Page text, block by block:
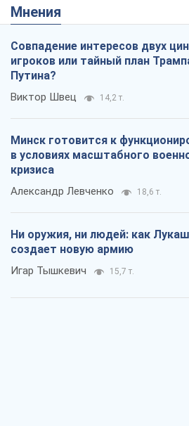
Мнения
Совпадение интересов двух
игроков или тайный план
Путина?
Виктор Швец 14,2 т.
Минск готовится к
в условиях масштабного
кризиса
Александр Левченко 18,6 т.
Ни оружия, ни людей: как
создает новую армию
Игар Тышкевич 15,7 т.